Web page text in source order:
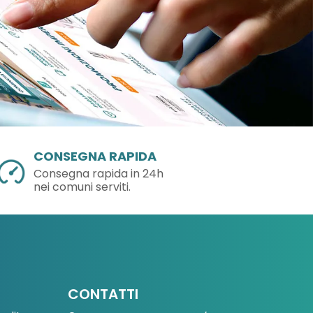
CONSEGNA RAPIDA
Consegna rapida in 24h
nei comuni serviti.
CONTATTI